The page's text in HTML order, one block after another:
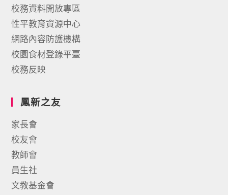
校務資料開放專區
性平教育資源中心
網路內容防護機構
校園食材登錄平臺
校務反映
鳳新之友
家長會
校友會
教師會
員生社
文教基金會